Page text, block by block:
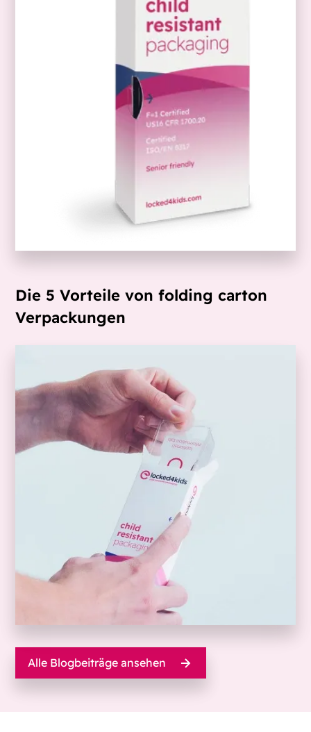
Die 5 Vorteile von folding carton
Verpackungen
Alle Blogbeiträge ansehen